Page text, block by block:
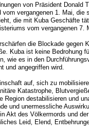
von Präsident Donald
vergangenen 1. Mai, die
die mit Kuba Geschäfte
vom vergangenen 7.
die Blockade gegen
Kuba ist keine Bedrohung
wie es in den
und angegriffen wird.
auf, sich zu
Katastrophe,
Region destabilisieren und
und unermessliche
Akt des Völkermords und
Leid, Elend,